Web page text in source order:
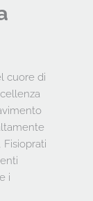
cuore di
Fisioprati
i